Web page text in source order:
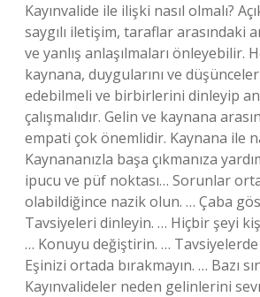
Kayınvalide ile ilişki nasıl olmalı?
saygılı iletişim, taraflar arasındaki
ve yanlış anlaşılmaları önleyebilir.
kaynana, duygularını ve
edebilmeli ve birbirlerini dinleyip
çalışmalıdır. Gelin ve kaynana
empati çok önemlidir. Kaynana ile
Kaynananızla başa çıkmanıza
ipucu ve püf noktası… Sorunlar
olabildiğince nazik olun. … Çaba
Tavsiyeleri dinleyin. … Hiçbir şeyi
… Konuyu değiştirin. …
Eşinizi ortada bırakmayın. … Bazı
Kayınvalideler neden gelinlerini